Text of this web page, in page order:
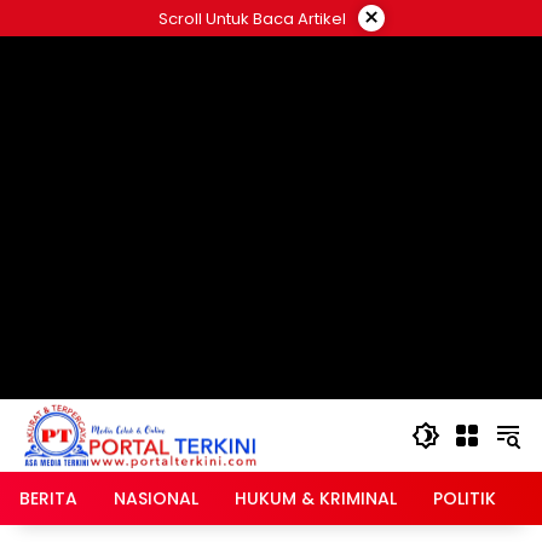
ke
Scroll Untuk Baca Artikel ×
BERITA NASIONAL HUKUM & KRIMINAL POLITIK